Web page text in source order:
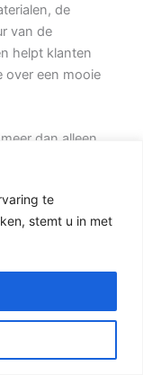
te
stemt u in met
de
van de
helpt klanten
over een mooie
dan alleen
min mogelijk
of hout-beton
de
en de
invloed
combinatie